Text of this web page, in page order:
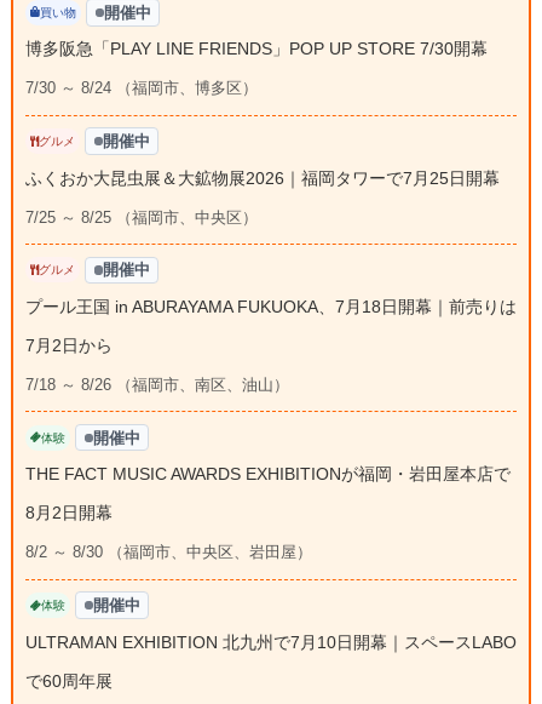
買い物 開催中
博多阪急「PLAY LINE FRIENDS」POP UP STORE 7/30開幕
7/30 ～ 8/24 （福岡市、博多区）
グルメ 開催中
ふくおか大昆虫展＆大鉱物展2026｜福岡タワーで7月25日開幕
7/25 ～ 8/25 （福岡市、中央区）
グルメ 開催中
プール王国 in ABURAYAMA FUKUOKA、7月18日開幕｜前売りは
7月2日から
7/18 ～ 8/26 （福岡市、南区、油山）
体験 開催中
THE FACT MUSIC AWARDS EXHIBITIONが福岡・岩田屋本店で
8月2日開幕
8/2 ～ 8/30 （福岡市、中央区、岩田屋）
体験 開催中
ULTRAMAN EXHIBITION 北九州で7月10日開幕｜スペースLABO
で60周年展